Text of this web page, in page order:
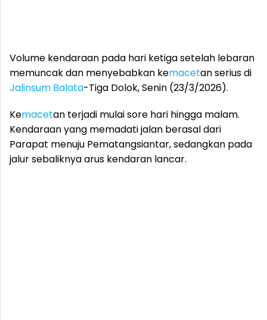
Volume kendaraan pada hari ketiga setelah lebaran
memuncak dan menyebabkan kemacetan serius di
Jalinsum Balata-Tiga Dolok, Senin (23/3/2026).
Kemacetan terjadi mulai sore hari hingga malam.
Kendaraan yang memadati jalan berasal dari
Parapat menuju Pematangsiantar, sedangkan pada
jalur sebaliknya arus kendaran lancar.